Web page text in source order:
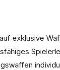
exklusive